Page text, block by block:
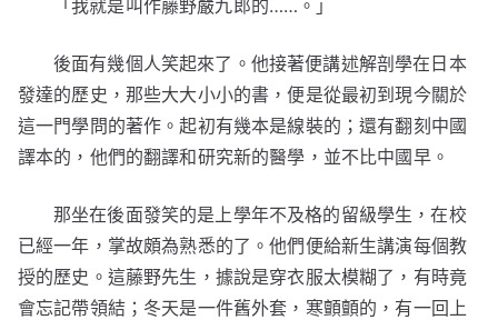
「我就是叫作藤野嚴九郎的……。」
後面有幾個人笑起來了。他接著便講述解剖學在日本
發達的歷史，那些大大小小的書，便是從最初到現今關於
這一門學問的著作。起初有幾本是線裝的；還有翻刻中國
譯本的，他們的翻譯和研究新的醫學，並不比中國早。
那坐在後面發笑的是上學年不及格的留級學生，在校
已經一年，掌故頗為熟悉的了。他們便給新生講演每個教
授的歷史。這藤野先生，據說是穿衣服太模糊了，有時竟
會忘記帶領結；冬天是一件舊外套，寒顫顫的，有一回上